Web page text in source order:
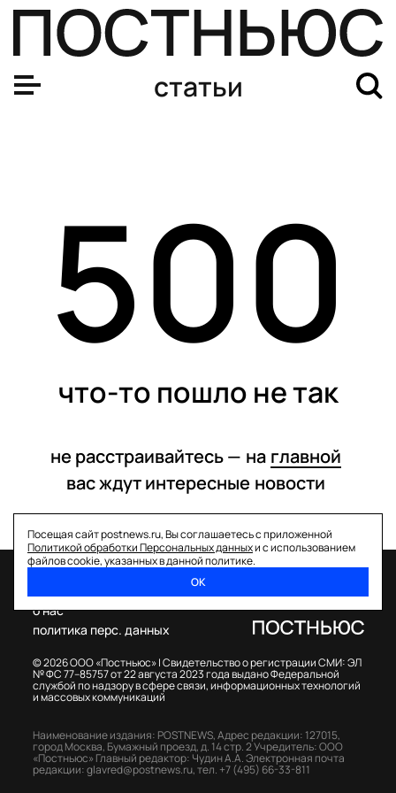
статьи
500
что-то пошло не так
не расстраивайтесь — на главной
вас ждут интересные новости
Посещая сайт postnews.ru, Вы соглашаетесь с приложенной
Политикой обработки Персональных данныхи с использованием
файлов cookie, указанных в данной политике.
ОК
© 2026 ООО «Постньюс» |Свидетельство о регистрации СМИ: ЭЛ
№ ФС 77–85757 от 22 августа 2023 года выдано Федеральной
службой по надзору в сфере связи, информационных технологий
и массовых коммуникаций
о нас
политика перс. данных
Наименование издания: POSTNEWS,Адрес редакции: 127015,
город Москва, Бумажный проезд, д. 14 стр. 2Учредитель: ООО
«Постньюс» Главный редактор: Чудин А.А.Электронная почта
редакции:glavred@postnews.ru,тел. +7 (495) 66-33-811